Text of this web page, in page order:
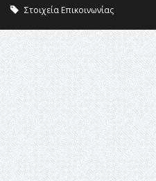
Στοιχεία Επικοινωνίας